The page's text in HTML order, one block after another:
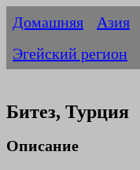
Домашняя Азия
Эгейский регион
Битез, Турция
Описание